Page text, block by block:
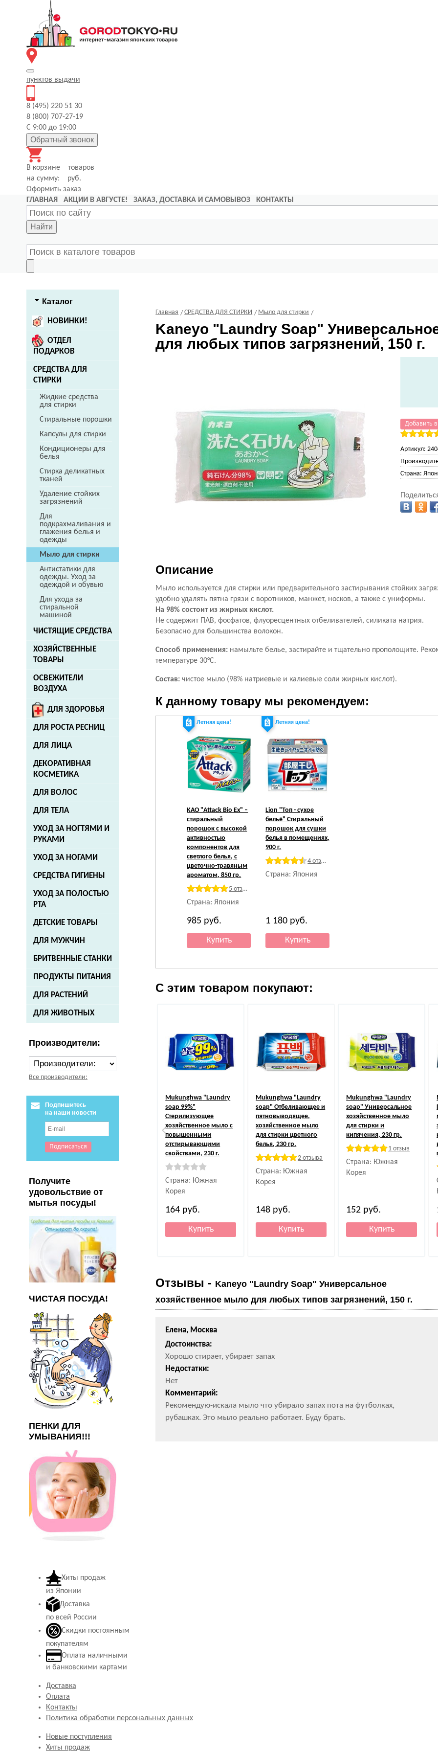
пунктов выдачи
8 (495) 220 51 30
8 (800) 707-27-19
С 9:00 до 19:00
Обратный звонок
В корзине
товаров
на сумму:
руб.
Оформить заказ
ГЛАВНАЯ
АКЦИИ В АВГУСТЕ! ЗАКАЗ, ДОСТАВКА И САМОВЫВОЗ КОНТАКТЫ
Найти
Каталог
НОВИНКИ!
ОТДЕЛ
ПОДАРКОВ
СРЕДСТВА ДЛЯ
СТИРКИ
Жидкие средства
для стирки
Стиральные порошки
Капсулы для стирки
Кондиционеры для
белья
Стирка деликатных
тканей
Удаление стойких
загрязнений
Для
подкрахмаливания и
глажения белья и
одежды
Мыло для стирки
Антистатики для
одежды. Уход за
одеждой и обувью
Для ухода за
стиральной
машиной
ЧИСТЯЩИЕ СРЕДСТВА
ХОЗЯЙСТВЕННЫЕ
ТОВАРЫ
ОСВЕЖИТЕЛИ
ВОЗДУХА
ДЛЯ ЗДОРОВЬЯ
ДЛЯ РОСТА РЕСНИЦ
ДЛЯ ЛИЦА
ДЕКОРАТИВНАЯ
КОСМЕТИКА
ДЛЯ ВОЛОС
ДЛЯ ТЕЛА
УХОД ЗА НОГТЯМИ И
РУКАМИ
УХОД ЗА НОГАМИ
СРЕДСТВА ГИГИЕНЫ
УХОД ЗА ПОЛОСТЬЮ
РТА
ДЕТСКИЕ ТОВАРЫ
ДЛЯ МУЖЧИН
БРИТВЕННЫЕ СТАНКИ
ПРОДУКТЫ ПИТАНИЯ
ДЛЯ РАСТЕНИЙ
ДЛЯ ЖИВОТНЫХ
Производители:
Все производители:
Подпишитесь
на наши новости
Получите
удовольствие от
мытья посуды!
ЧИСТАЯ ПОСУДА!
ПЕНКИ ДЛЯ
УМЫВАНИЯ!!!
Главная СРЕДСТВА ДЛЯ СТИРКИ Мыло для стирки
Kaneyo "Laundry Soap"
для любых типов загрязнений, 150 г.
Добавить
Артикул:
Страна:
Описание
Мыло используется для стирки или предварительного застирывания стойких
удобно удалять пятна грязи с воротников, манжет, носков, а также с униформы.
На 98% состоит из жирных кислот.
Не содержит ПАВ, фосфатов, флуоресцентных отбеливателей, силиката натрия.
Безопасно для большинства волокон.
Способ применения: намыльте белье, застирайте и тщательно прополощите.
температуре 30°С.
Состав: чистое мыло (98% натриевые и калиевые соли жирных кислот).
К данному товару мы рекомендуем:
Летняя цена!
KAO"Attack Bio Ex" –
стиральный
порошок с высокой
активностью
компонентов для
светлого белья, с
цветочно-травяным
ароматом, 850 гр.
5 отзывов
Страна: Япония
985 руб.
Летняя цена!
Lion "Топ - сухое
бельё" Стиральный
порошок для сушки
белья в помещениях,
900 г.
4 отзыва
Страна: Япония
1 180 руб.
С этим товаром покупают:
Mukunghwa "Laundry
soap 99%"
Стерилизующее
хозяйственное мыло с
повышенными
отстирывающими
свойствами, 230 г.
Страна: Южная
Корея
164 руб.
Mukunghwa "Laundry
soap" Отбеливающее и
пятновыводящее,
хозяйственное мыло
для стирки цветного
белья, 230 гр.
2 отзыва
Страна: Южная
Корея
148 руб.
Mukunghwa "Laundry
soap" Универсальное
хозяйственное мыло
для стирки и
кипячения, 230 гр.
1 отзыв
Страна: Южная
Корея
152 руб.
Отзывы - Kaneyo "Laundry Soap" Универсальное
хозяйственное мыло для любых типов загрязнений, 150 г.
Елена, Москва
Достоинства:
Хорошо стирает, убирает запах
Недостатки:
Нет
Комментарий:
Рекомендую-искала мыло что убирало запах пота на футболках,
рубашках. Это мыло реально работает. Буду брать.
Хиты продаж
из Японии
Доставка
по всей России
Скидки постоянным
покупателям
Оплата наличными
и банковскими картами
Доставка
Оплата
Контакты
Политика обработки персональных данных
Новые поступления
Хиты продаж